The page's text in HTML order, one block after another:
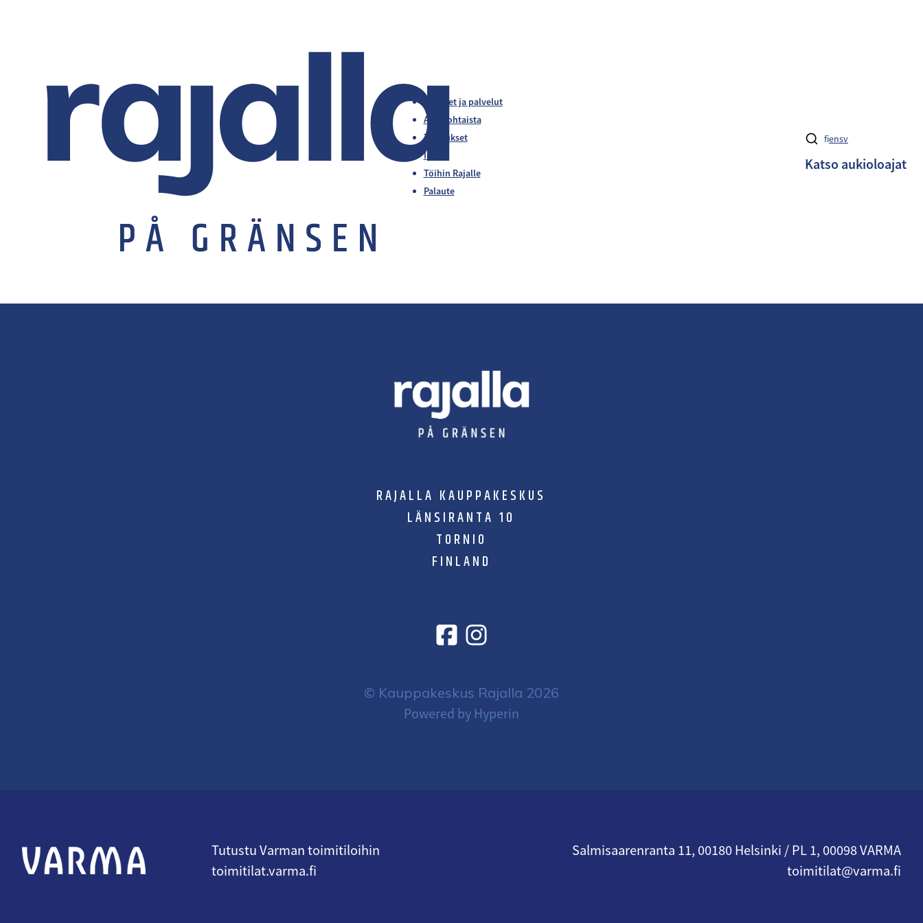
Liikkeet ja palvelut
Ajankohtaista
Tarjoukset
Info
Töihin Rajalle
Palaute
fiensv
Katso aukioloajat
RAJALLA KAUPPAKESKUS
LÄNSIRANTA 10
TORNIO
FINLAND
© Kauppakeskus Rajalla 2026
Powered by Hyperin
Tutustu Varman toimitiloihin
toimitilat.varma.fi
Salmisaarenranta 11, 00180 Helsinki / PL 1, 00098 VARMA
toimitilat@varma.fi